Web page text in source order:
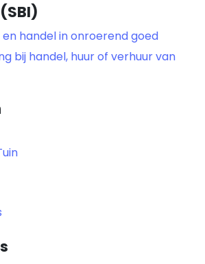
handel in onroerend goed
bij handel, huur of verhuur van